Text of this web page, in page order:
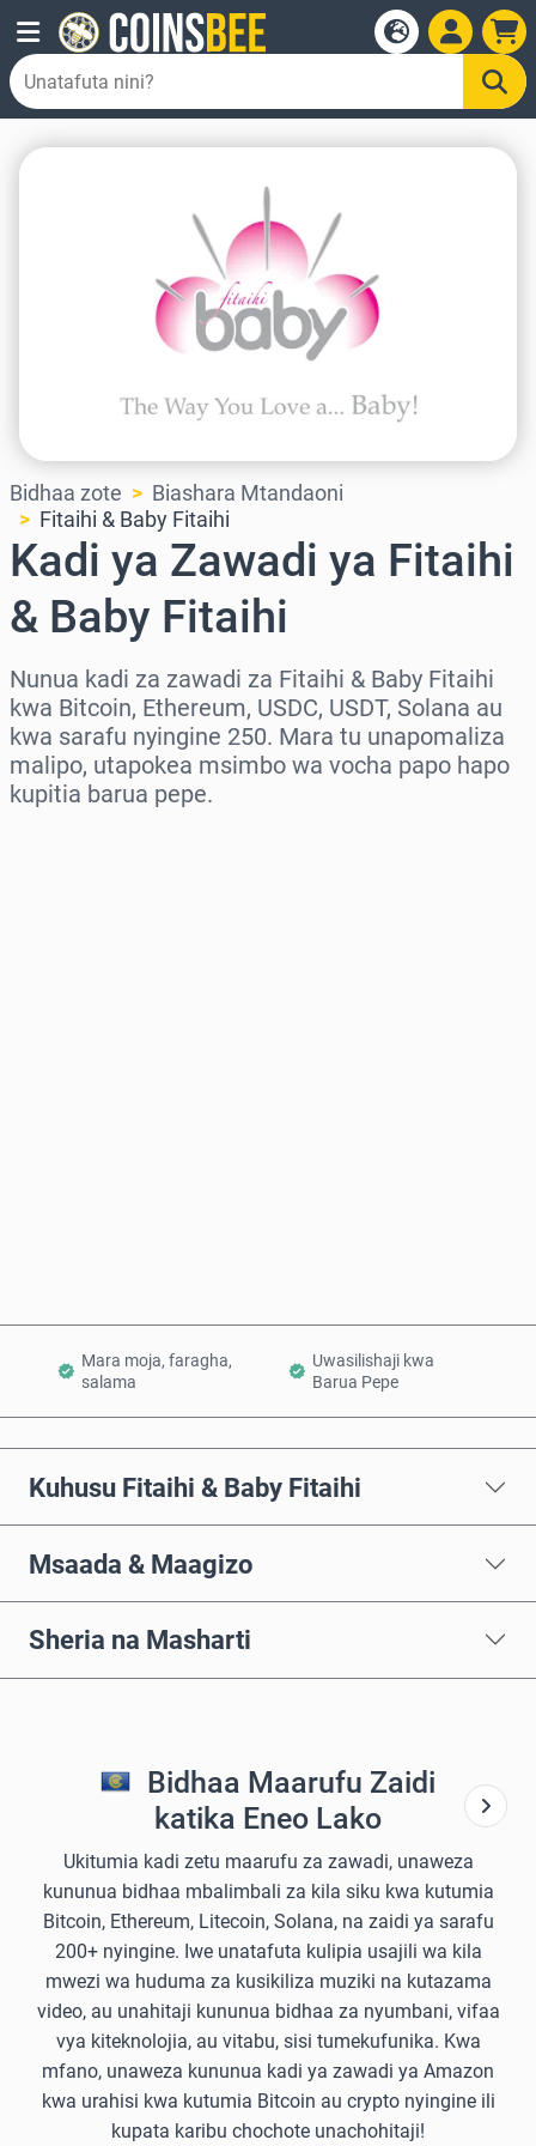
Bidhaa zote
Biashara Mtandaoni
Fitaihi & Baby Fitaihi
Kadi ya Zawadi ya Fitaihi
& Baby Fitaihi
Nunua kadi za zawadi za Fitaihi & Baby Fitaihi
kwa Bitcoin, Ethereum, USDC, USDT, Solana au
kwa sarafu nyingine 250. Mara tu unapomaliza
malipo, utapokea msimbo wa vocha papo hapo
kupitia barua pepe.
Mara moja, faragha,
salama
Uwasilishaji kwa
Barua Pepe
Kuhusu Fitaihi & Baby Fitaihi
Msaada & Maagizo
Sheria na Masharti
Bidhaa Maarufu Zaidi
katika Eneo Lako
Ukitumia kadi zetu maarufu za zawadi, unaweza
kununua bidhaa mbalimbali za kila siku kwa kutumia
Bitcoin, Ethereum, Litecoin, Solana, na zaidi ya sarafu
200+ nyingine. Iwe unatafuta kulipia usajili wa kila
mwezi wa huduma za kusikiliza muziki na kutazama
video, au unahitaji kununua bidhaa za nyumbani, vifaa
vya kiteknolojia, au vitabu, sisi tumekufunika. Kwa
mfano, unaweza kununua kadi ya zawadi ya Amazon
kwa urahisi kwa kutumia Bitcoin au crypto nyingine ili
kupata karibu chochote unachohitaji!